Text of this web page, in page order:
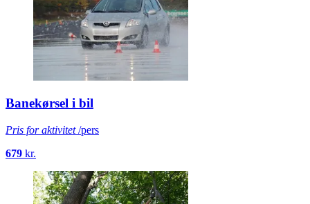
Banekørsel i bil
Pris for aktivitet/pers
679 kr.